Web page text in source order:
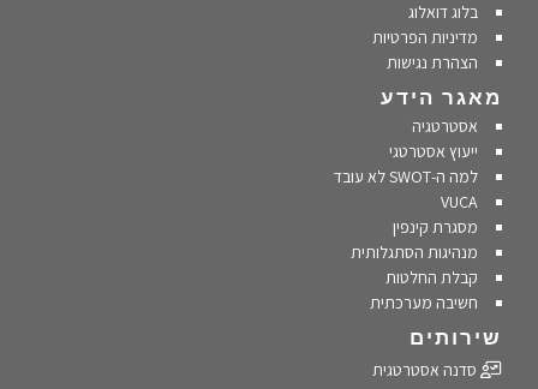
בלוג דואלוג
מדיניות הפרטיות
הצהרת נגישות
מאגר הידע
אסטרטגיה
ייעוץ אסטרטגי
למה ה-SWOT לא עובד
VUCA
מסגרת קינפין
מנהיגות הסתגלותית
קבלת החלטות
חשיבה מערכתית
שירותים
סדנה אסטרטגית